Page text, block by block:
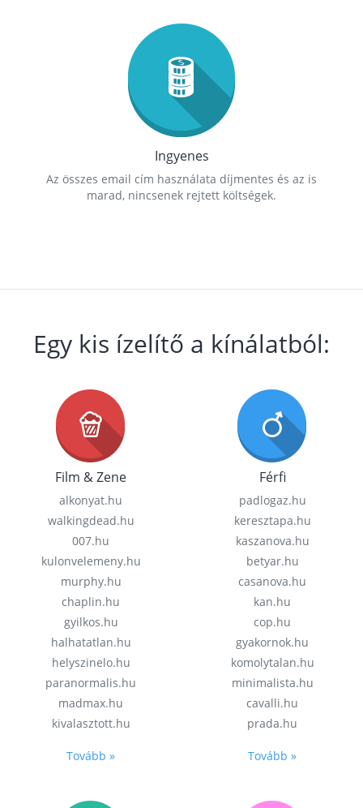
Ingyenes
Az összes email cím használata díjmentes és az is
marad, nincsenek rejtett költségek.
Egy kis ízelítő a kínálatból:
Film & Zene
alkonyat.hu
walkingdead.hu
007.hu
kulonvelemeny.hu
murphy.hu
chaplin.hu
gyilkos.hu
halhatatlan.hu
helyszinelo.hu
paranormalis.hu
madmax.hu
kivalasztott.hu
Tovább »
Férfi
padlogaz.hu
keresztapa.hu
kaszanova.hu
betyar.hu
casanova.hu
kan.hu
cop.hu
gyakornok.hu
komolytalan.hu
minimalista.hu
cavalli.hu
prada.hu
Tovább »